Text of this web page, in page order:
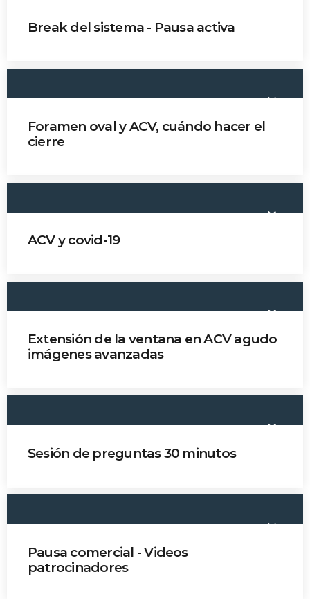
Break del sistema - Pausa activa
keyboard_arrow_down
Foramen oval y ACV, cuándo hacer el
cierre
keyboard_arrow_down
ACV y covid-19
keyboard_arrow_down
Extensión de la ventana en ACV agudo
imágenes avanzadas
keyboard_arrow_down
Sesión de preguntas 30 minutos
keyboard_arrow_down
Pausa comercial - Videos
patrocinadores